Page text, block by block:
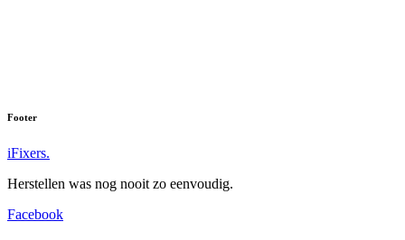
Footer
iFixers.
Herstellen was nog nooit zo eenvoudig.
Facebook